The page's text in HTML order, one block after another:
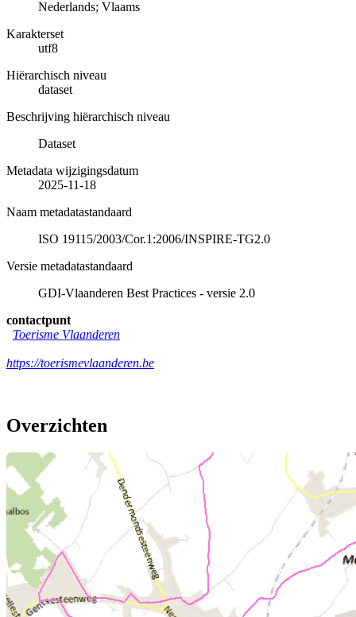
Nederlands; Vlaams
Karakterset
utf8
Hiërarchisch niveau
dataset
Beschrijving hiërarchisch niveau
Dataset
Metadata wijzigingsdatum
2025-11-18
Naam metadatastandaard
ISO 19115/2003/Cor.1:2006/INSPIRE-TG2.0
Versie metadatastandaard
GDI-Vlaanderen Best Practices - versie 2.0
contactpunt
Toerisme Vlaanderen
https://toerismevlaanderen.be
Overzichten